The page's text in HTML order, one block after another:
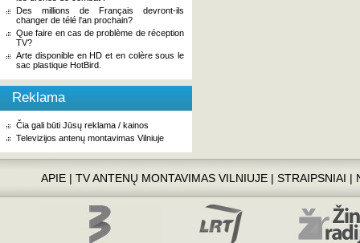
Des millions de Français devront-ils
changer de télé l'an prochain?
Que faire en cas de problème de réception
TV?
Arte disponible en HD et en colère sous le
sac plastique HotBird.
Reklama
Čia gali būti Jūsų reklama / kainos
Televizijos antenų montavimas Vilniuje
APIE| TV ANTENŲ MONTAVIMAS VILNIUJE| STRAIPSNIAI |